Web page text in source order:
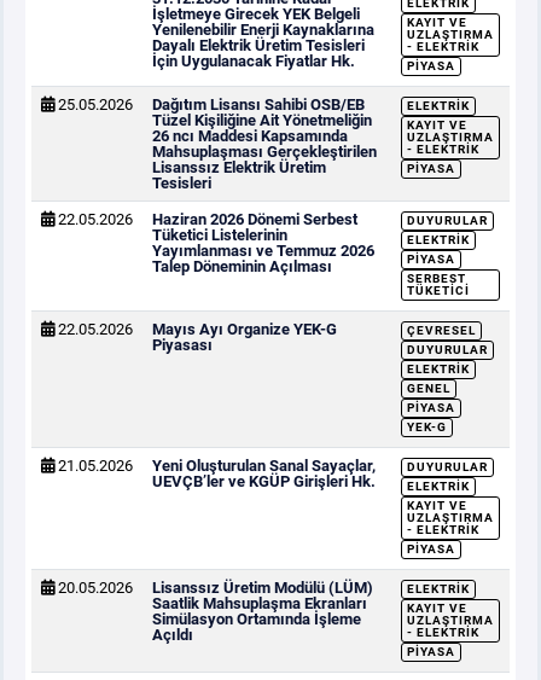
İşletmeye Girecek YEK Belgeli
Yenilenebilir Enerji Kaynaklarına
Dayalı Elektrik Üretim Tesisleri
İçin Uygulanacak Fiyatlar Hk.
ELEKTRIK
KAYIT VE
UZLAŞTIRMA
- ELEKTRIK
PIYASA
25.05.2026
Dağıtım Lisansı Sahibi OSB/EB
Tüzel Kişiliğine Ait Yönetmeliğin
26 ncı Maddesi Kapsamında
Mahsuplaşması Gerçekleştirilen
Lisanssız Elektrik Üretim
Tesisleri
ELEKTRIK
KAYIT VE
UZLAŞTIRMA
- ELEKTRIK
PIYASA
22.05.2026
Haziran 2026 Dönemi Serbest
Tüketici Listelerinin
Yayımlanması ve Temmuz 2026
Talep Döneminin Açılması
DUYURULAR
ELEKTRIK
PIYASA
SERBEST
TÜKETICI
22.05.2026
Mayıs Ayı Organize YEK-G
Piyasası
ÇEVRESEL
DUYURULAR
ELEKTRIK
GENEL
PIYASA
YEK-G
21.05.2026
Yeni Oluşturulan Sanal Sayaçlar,
UEVÇB’ler ve KGÜP Girişleri Hk.
DUYURULAR
ELEKTRIK
KAYIT VE
UZLAŞTIRMA
- ELEKTRIK
PIYASA
20.05.2026
Lisanssız Üretim Modülü (LÜM)
Saatlik Mahsuplaşma Ekranları
Simülasyon Ortamında İşleme
Açıldı
ELEKTRIK
KAYIT VE
UZLAŞTIRMA
- ELEKTRIK
PIYASA